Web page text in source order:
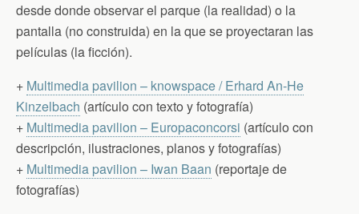
desde donde observar el parque (la realidad) o la
pantalla (no construida) en la que se proyectaran las
películas (la ficción).
+ Multimedia pavilion – knowspace / Erhard An-He
Kinzelbach (artículo con texto y fotografía)
+ Multimedia pavilion – Europaconcorsi (artículo con
descripción, ilustraciones, planos y fotografías)
+ Multimedia pavilion – Iwan Baan (reportaje de
fotografías)